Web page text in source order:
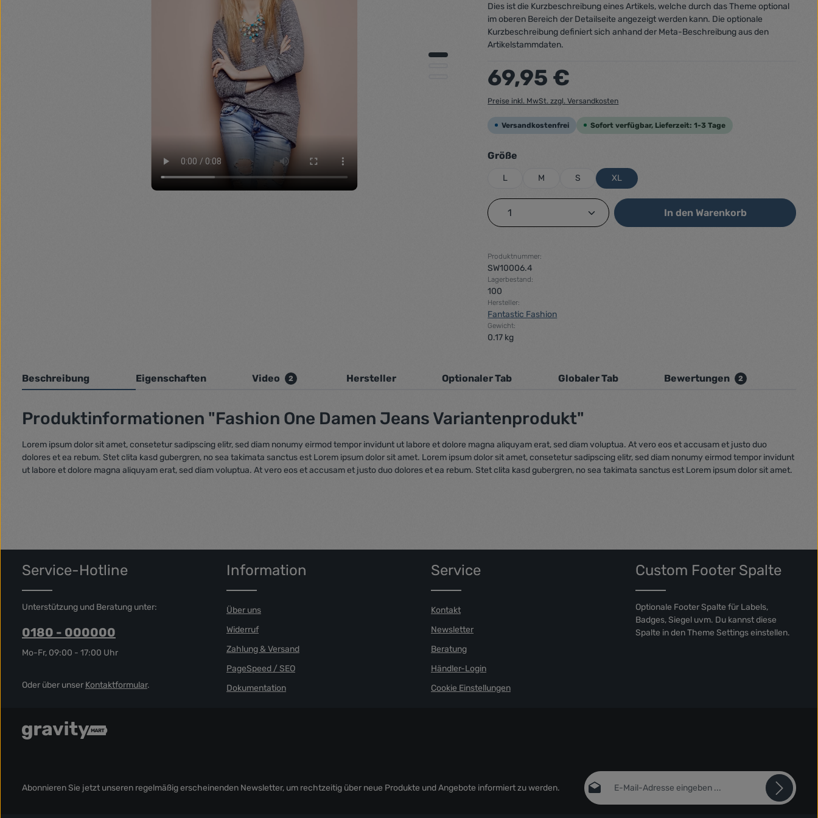
Dies ist die Kurzbeschreibung eines Artikels, welche durch das Theme optional
im oberen Bereich der Detailseite angezeigt werden kann. Die optionale
Kurzbeschreibung definiert sich anhand der Meta-Beschreibung aus den
Artikelstammdaten.
Regulärer Preis:
69,95 €
Preise inkl. MwSt. zzgl. Versandkosten
Versandkostenfrei Sofort verfügbar, Lieferzeit: 1-3 Tage
Größe
L M S XL
Produkt Anzahl: Gib den gewünschten Wert ein
In den Warenkorb
Produktnummer:
SW10006.4
Lagerbestand:
100
Hersteller:
Fantastic Fashion
Gewicht:
0.17 kg
Beschreibung Eigenschaften Video 2 Hersteller Optionaler Tab Globaler Tab Bewertungen 2
Produktinformationen "Fashion One Damen Jeans Variantenprodukt"
Lorem ipsum dolor sit amet, consetetur sadipscing elitr, sed diam nonumy eirmod tempor invidunt ut labore et dolore magna aliquyam erat, sed diam voluptua. At vero eos et accusam et justo duo
dolores et ea rebum. Stet clita kasd gubergren, no sea takimata sanctus est Lorem ipsum dolor sit amet. Lorem ipsum dolor sit amet, consetetur sadipscing elitr, sed diam nonumy eirmod tempor invidunt
ut labore et dolore magna aliquyam erat, sed diam voluptua. At vero eos et accusam et justo duo dolores et ea rebum. Stet clita kasd gubergren, no sea takimata sanctus est Lorem ipsum dolor sit amet.
Service-Hotline
Unterstützung und Beratung unter:
0180 - 000000
Mo-Fr, 09:00 - 17:00 Uhr
Oder über unser Kontaktformular.
Information
Über uns
Widerruf
Zahlung & Versand
PageSpeed / SEO
Dokumentation
Service
Kontakt
Newsletter
Beratung
Händler-Login
Cookie Einstellungen
Custom Footer Spalte
Optionale Footer Spalte für Labels,
Badges, Siegel uvm. Du kannst diese
Spalte in den Theme Settings einstellen.
Abonnieren Sie jetzt unseren regelmäßig erscheinenden Newsletter, um rechtzeitig über neue Produkte und Angebote informiert zu werden.
E-Mail-Adresse*